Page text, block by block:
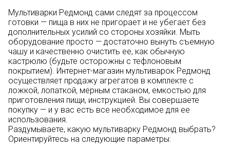
Мультиварки Редмонд сами следят за процессом
готовки — пища в них не пригорает и не убегает без
дополнительных усилий со стороны хозяйки. Мыть
оборудование просто — достаточно вынуть съемную
чашу и качественно очистить ее, как обычную
кастрюлю (будьте осторожны с тефлоновым
покрытием). Интернет-магазин мультиварок Редмонд
осуществляет продажу агрегатов в комплекте с
ложкой, лопаткой, мерным стаканом, емкостью для
приготовления пищи, инструкцией. Вы совершаете
покупку — и у вас есть все необходимое для ее
использования.
Раздумываете, какую мультиварку Редмонд выбрать?
Ориентируйтесь на следующие параметры: